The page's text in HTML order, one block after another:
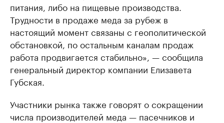
питания, либо на пищевые производства.
Трудности в продаже меда за рубеж в
настоящий момент связаны с геополитической
обстановкой, по остальным каналам продаж
работа продвигается стабильно», — сообщила
генеральный директор компании Елизавета
Губская.
Участники рынка также говорят о сокращении
числа производителей меда — пасечников и